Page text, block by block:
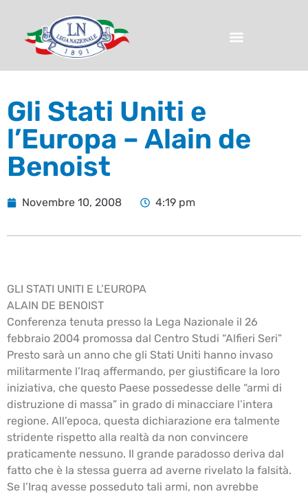
Gli Stati Uniti e
l’Europa – Alain de
Benoist
Novembre 10, 2008 4:19 pm
GLI STATI UNITI E L’EUROPA
ALAIN DE BENOIST
Conferenza tenuta presso la Lega Nazionale il 26
febbraio 2004 promossa dal Centro Studi “Alfieri Seri”
Presto sarà un anno che gli Stati Uniti hanno invaso
militarmente l’Iraq affermando, per giustificare la loro
iniziativa, che questo Paese possedesse delle “armi di
distruzione di massa” in grado di minacciare l’intera
regione. All’epoca, questa dichiarazione era talmente
stridente rispetto alla realtà da non convincere
praticamente nessuno. Il grande paradosso deriva dal
fatto che è la stessa guerra ad averne rivelato la falsità.
Se l’Iraq avesse posseduto tali armi, non avrebbe